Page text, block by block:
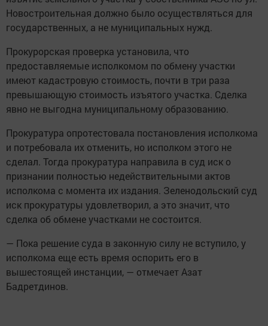
Новостроительная должно было осуществляться для
государственных, а не муниципальных нужд.
Прокурорская проверка установила, что
предоставляемые исполкомом по обмену участки
имеют кадастровую стоимость, почти в три раза
превышающую стоимость изъятого участка. Сделка
явно не выгодна муниципальному образованию.
Прокуратура опротестовала постановления исполкома
и потребовала их отменить, но исполком этого не
сделал. Тогда прокуратура направила в суд иск о
признании полностью недействительными актов
исполкома с момента их издания. Зеленодольский суд
иск прокуратуры удовлетворил, а это значит, что
сделка об обмене участками не состоится.
— Пока решение суда в законную силу не вступило, у
исполкома еще есть время оспорить его в
вышестоящей инстанции, — отмечает Азат
Бадретдинов.